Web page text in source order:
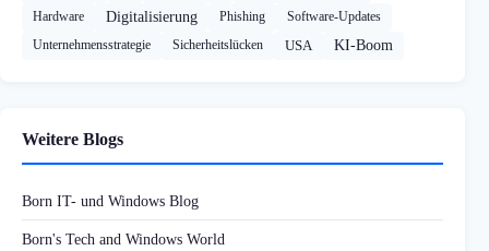
Hardware Digitalisierung Phishing
Software-Updates
Unternehmensstrategie
Sicherheitslücken USA KI-Boom
Weitere Blogs
Born IT- und Windows Blog
Born's Tech and Windows World